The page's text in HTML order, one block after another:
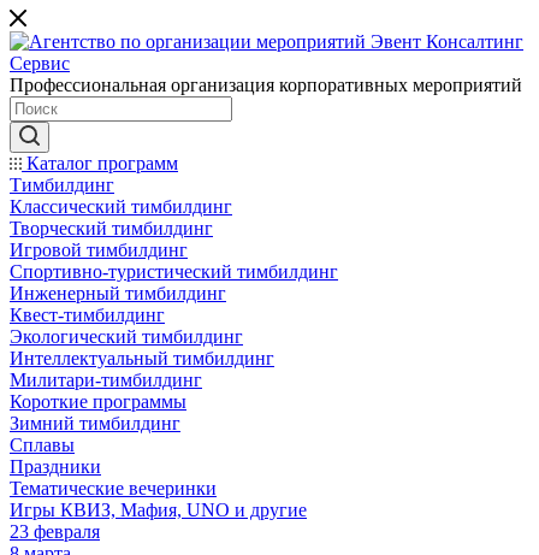
Профессиональная организация корпоративных мероприятий
Каталог программ
Тимбилдинг
Классический тимбилдинг
Творческий тимбилдинг
Игровой тимбилдинг
Спортивно-туристический тимбилдинг
Инженерный тимбилдинг
Квест-тимбилдинг
Экологический тимбилдинг
Интеллектуальный тимбилдинг
Милитари-тимбилдинг
Короткие программы
Зимний тимбилдинг
Сплавы
Праздники
Тематические вечеринки
Игры КВИЗ, Мафия, UNO и другие
23 февраля